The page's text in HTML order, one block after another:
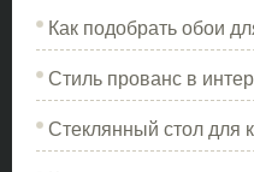
Как подобрать обои
Стиль прованс в
Стеклянный стол для